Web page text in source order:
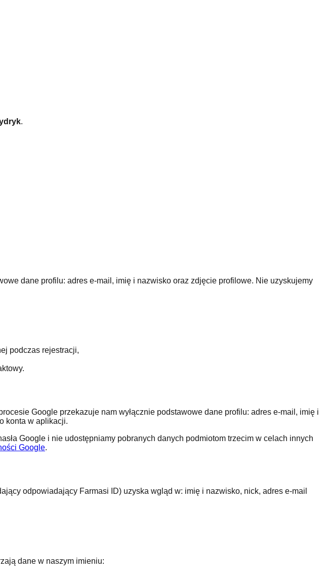
.
dane profilu: adres e-mail, imię i nazwisko oraz zdjęcie profilowe. Nie uzyskujemy
podczas rejestracji,
Google przekazuje nam wyłącznie podstawowe dane profilu: adres e-mail, imię i
konta w aplikacji.
Google i nie udostępniamy pobranych danych podmiotom trzecim w celach innych
Google.
odpowiadający Farmasi ID) uzyska wgląd w: imię i nazwisko, nick, adres e-mail
dane w naszym imieniu: